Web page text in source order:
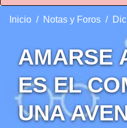
Inicio Notas y Foros
AMARSE
ES EL
UNA